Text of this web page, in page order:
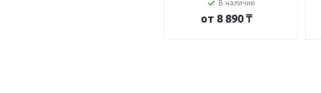
В наличии
от 8 890 ₸